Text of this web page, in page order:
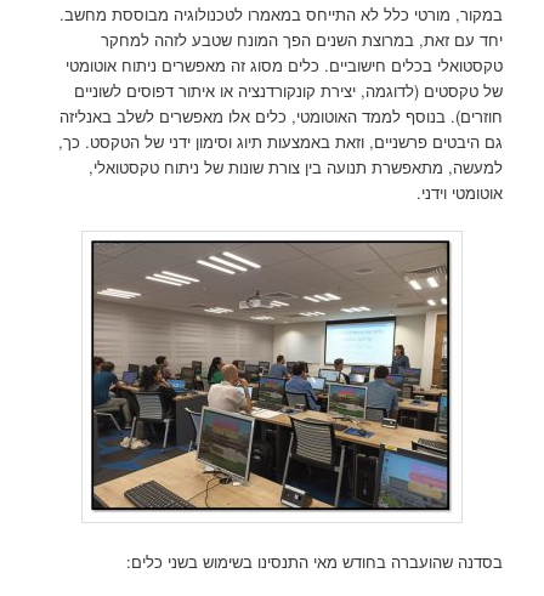
במקור, מורטי כלל לא התייחס במאמרו לטכנולוגיה מבוססת מחשב.
יחד עם זאת, במרוצת השנים הפך המונח שטבע לזהה למחקר
טקסטואלי בכלים חישוביים. כלים מסוג זה מאפשרים ניתוח אוטומטי
של טקסטים (לדוגמה, יצירת קונקורדנציה או איתור דפוסים לשוניים
חוזרים). בנוסף לממד האוטומטי, כלים אלו מאפשרים לשלב באנליזה
גם היבטים פרשניים, וזאת באמצעות תיוג וסימון ידני של הטקסט. כך,
למעשה, מתאפשרת תנועה בין צורת שונות של ניתוח טקסטואלי,
אוטומטי וידני.
בסדנה שהועברה בחודש מאי התנסינו בשימוש בשני כלים: